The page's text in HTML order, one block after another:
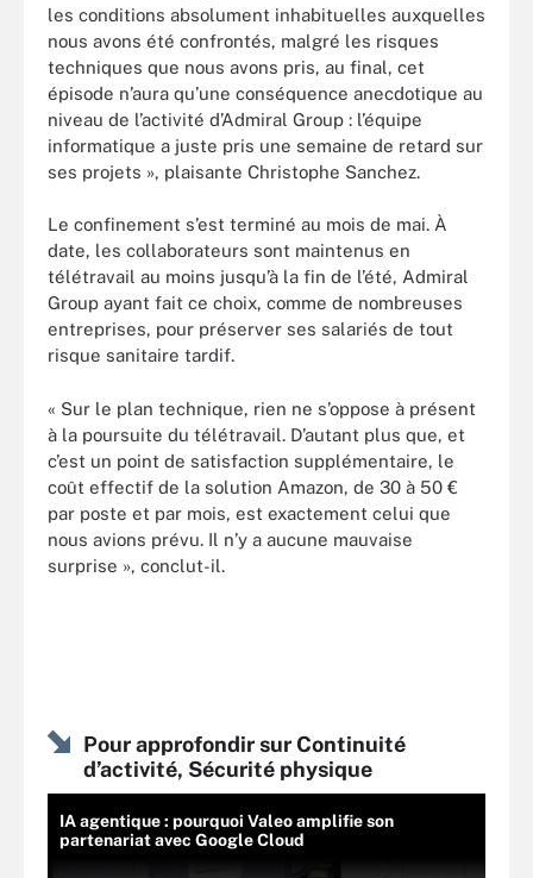
les conditions absolument inhabituelles auxquelles
nous avons été confrontés, malgré les risques
techniques que nous avons pris, au final, cet
épisode n’aura qu’une conséquence anecdotique au
niveau de l’activité d’Admiral Group : l’équipe
informatique a juste pris une semaine de retard sur
ses projets », plaisante Christophe Sanchez.
Le confinement s’est terminé au mois de mai. À
date, les collaborateurs sont maintenus en
télétravail au moins jusqu’à la fin de l’été, Admiral
Group ayant fait ce choix, comme de nombreuses
entreprises, pour préserver ses salariés de tout
risque sanitaire tardif.
« Sur le plan technique, rien ne s’oppose à présent
à la poursuite du télétravail. D’autant plus que, et
c’est un point de satisfaction supplémentaire, le
coût effectif de la solution Amazon, de 30 à 50 €
par poste et par mois, est exactement celui que
nous avions prévu. Il n’y a aucune mauvaise
surprise », conclut-il.
Pour approfondir sur Continuité
d’activité, Sécurité physique
IA agentique : pourquoi Valeo amplifie son
partenariat avec Google Cloud